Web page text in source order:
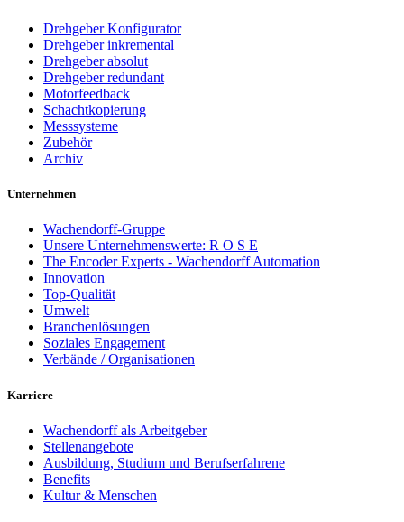
Drehgeber Konfigurator
Drehgeber inkremental
Drehgeber absolut
Drehgeber redundant
Motorfeedback
Schachtkopierung
Messsysteme
Zubehör
Archiv
Unternehmen
Wachendorff-Gruppe
Unsere Unternehmenswerte: R O S E
The Encoder Experts - Wachendorff Automation
Innovation
Top-Qualität
Umwelt
Branchenlösungen
Soziales Engagement
Verbände / Organisationen
Karriere
Wachendorff als Arbeitgeber
Stellenangebote
Ausbildung, Studium und Berufserfahrene
Benefits
Kultur & Menschen